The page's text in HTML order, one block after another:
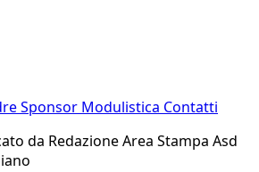
Sponsor Modulistica Contatti
da Redazione Area Stampa Asd